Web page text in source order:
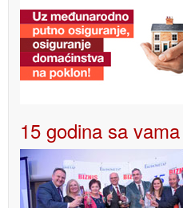
15 godina sa vama